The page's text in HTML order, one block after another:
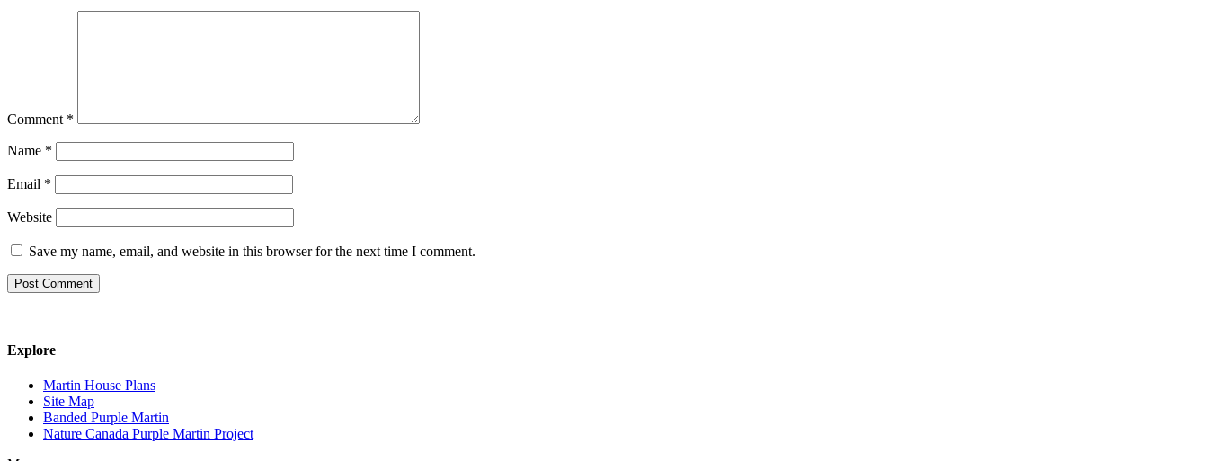
Comment *
Name *
Email *
Website
Save my name, email, and website in this browser for the next time I comment.
Explore
Martin House Plans
Site Map
Banded Purple Martin
Nature Canada Purple Martin Project